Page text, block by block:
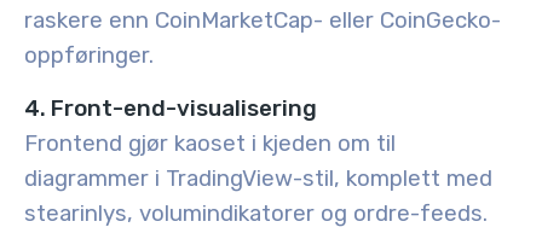
raskere enn CoinMarketCap- eller CoinGecko-
oppføringer.
4. Front-end-visualisering
Frontend gjør kaoset i kjeden om til
diagrammer i TradingView-stil, komplett med
stearinlys, volumindikatorer og ordre-feeds.